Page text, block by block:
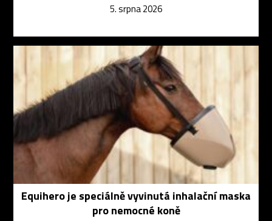
5. srpna 2026
Equihero je speciálně vyvinutá inhalační maska
pro nemocné koně